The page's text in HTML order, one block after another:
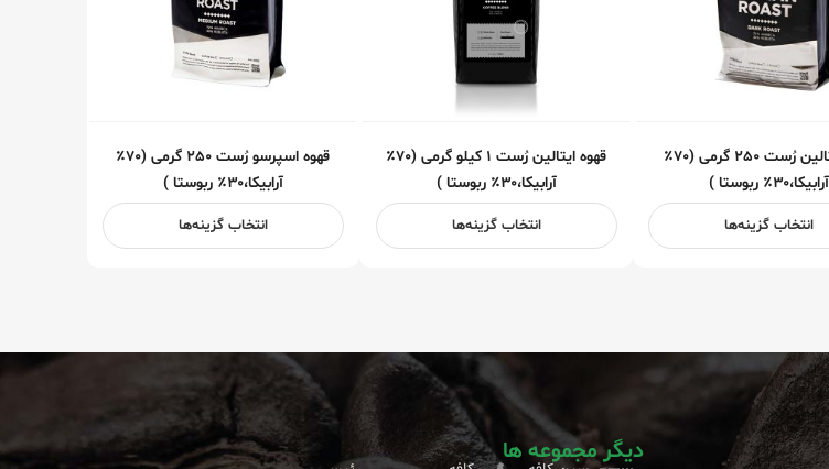
قهوه ایتالین رُست ۲۵۰ گرمی (۷۰٪
آرابیکا،۳۰٪ ربوستا )
انتخاب گزینه‌ها
قهوه ایتالین رُست ۱ کیلو گرمی (۷۰٪
آرابیکا،۳۰٪ ربوستا )
انتخاب گزینه‌ها
قهوه اسپرسو رُست ۲۵۰ گرمی (۷۰٪
آرابیکا،۳۰٪ ربوستا )
انتخاب گزینه‌ها
دیگر مجموعه ها